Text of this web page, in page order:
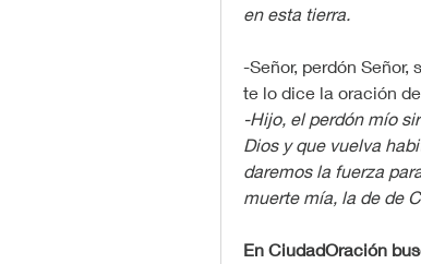
en esta tierra.
-Señor, perdón
te lo dice la oración
-Hijo, el perdón mío
Dios y que vuelva
daremos la fuerza
muerte mía, la de de
En CiudadOración